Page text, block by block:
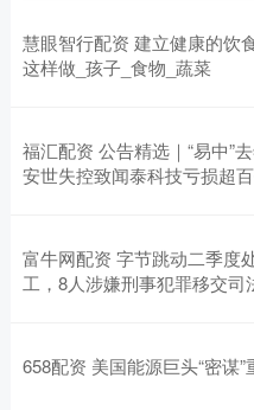
慧眼智行配资 建立健康的饮
这样做_孩子_食物_蔬菜
福汇配资 公告精选｜“易中”
安世失控致闻泰科技亏损超
富牛网配资 字节跳动二季度
工，8人涉嫌刑事犯罪移交司
658配资 美国能源巨头“密谋